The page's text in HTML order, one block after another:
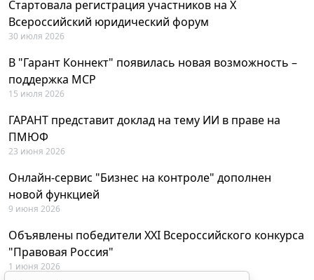
Стартовала регистрация участников на X
Всероссийский юридический форум
30 июля 2026
В "Гарант Коннект" появилась новая возможность –
поддержка MCP
15 июля 2026
ГАРАНТ представит доклад на тему ИИ в праве на
ПМЮФ
23 июня 2026
Онлайн-сервис "Бизнес на контроле" дополнен
новой функцией
9 июня 2026
Объявлены победители XXI Всероссийского конкурса
"Правовая Россия"
1 июня 2026